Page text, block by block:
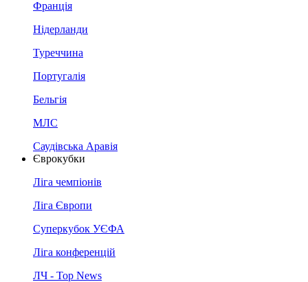
Франція
Нідерланди
Туреччина
Португалія
Бельгія
МЛС
Саудівська Аравія
Єврокубки
Ліга чемпіонів
Ліга Європи
Суперкубок УЄФА
Ліга конференцій
ЛЧ - Top News